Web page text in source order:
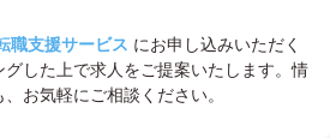
職支援サービス にお申し込みいただく
した上で求人をご提案いたします。情
お気軽にご相談ください。